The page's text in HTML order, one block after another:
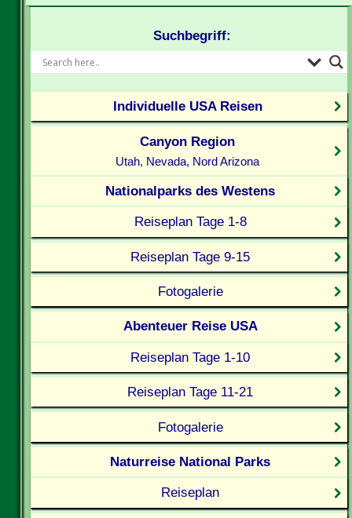
Suchbegriff:
Individuelle USA Reisen
Canyon Region
Utah, Nevada, Nord Arizona
Nationalparks des Westens
Reiseplan Tage 1-8
Reiseplan Tage 9-15
Fotogalerie
Abenteuer Reise USA
Reiseplan Tage 1-10
Reiseplan Tage 11-21
Fotogalerie
Naturreise National Parks
Reiseplan